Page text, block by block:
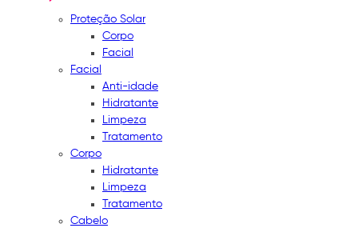
Proteção Solar
Corpo
Facial
Facial
Anti-idade
Hidratante
Limpeza
Tratamento
Corpo
Hidratante
Limpeza
Tratamento
Cabelo